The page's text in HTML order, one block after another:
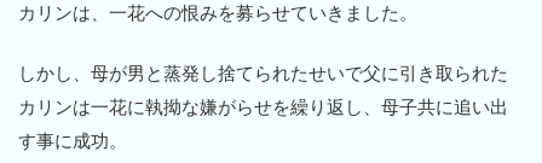
カリンは、一花への恨みを募らせていきました。
しかし、母が男と蒸発し捨てられたせいで父に引き取られた
カリンは一花に執拗な嫌がらせを繰り返し、母子共に追い出
す事に成功。